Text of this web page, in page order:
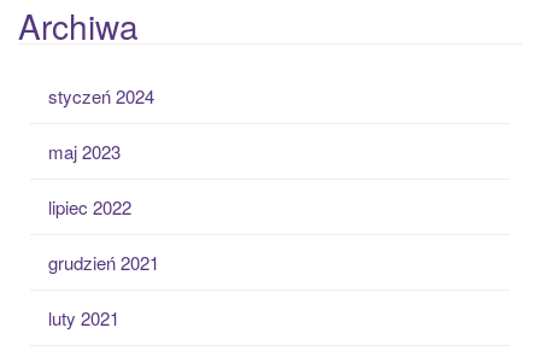
Archiwa
styczeń 2024
maj 2023
lipiec 2022
grudzień 2021
luty 2021